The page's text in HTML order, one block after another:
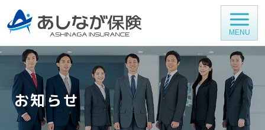
MENU
お知らせ